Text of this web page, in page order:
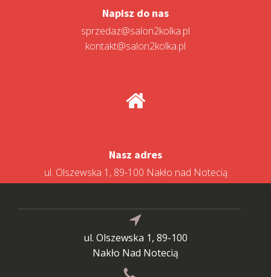
Napisz do nas
sprzedaz@salon2kolka.pl
kontakt@salon2kolka.pl
Nasz adres
ul. Olszewska 1, 89-100 Nakło nad Notecią
ul. Olszewska 1, 89-100
Nakło Nad Notecią